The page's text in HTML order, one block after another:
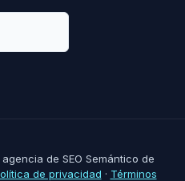
de SEO Semántico de
de privacidad · Términos